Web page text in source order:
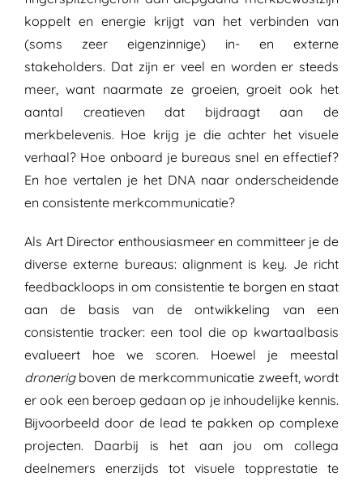
koppelt en energie krijgt van het verbinden van
(soms zeer eigenzinnige) in- en externe
stakeholders. Dat zijn er veel en worden er steeds
meer, want naarmate ze groeien, groeit ook het
aantal creatieven dat bijdraagt aan de
merkbelevenis. Hoe krijg je die achter het visuele
verhaal? Hoe onboard je bureaus snel en effectief?
En hoe vertalen je het DNA naar onderscheidende
en consistente merkcommunicatie?
Als Art Director enthousiasmeer en committeer je de
diverse externe bureaus: alignment is key. Je richt
feedbackloops in om consistentie te borgen en staat
aan de basis van de ontwikkeling van een
consistentie tracker: een tool die op kwartaalbasis
evalueert hoe we scoren. Hoewel je meestal
dronerigboven de merkcommunicatie zweeft, wordt
er ook een beroep gedaan op je inhoudelijke kennis.
Bijvoorbeeld door de lead te pakken op complexe
projecten. Daarbij is het aan jou om collega
deelnemers enerzijds tot visuele topprestatie te